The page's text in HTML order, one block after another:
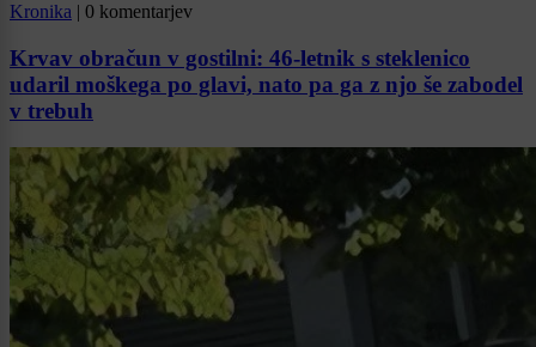
Kronika | 0 komentarjev
Krvav obračun v gostilni: 46-letnik s steklenico
udaril moškega po glavi, nato pa ga z njo še zabodel
v trebuh